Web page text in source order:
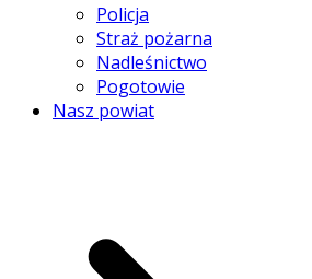
Policja
Straż pożarna
Nadleśnictwo
Pogotowie
Nasz powiat